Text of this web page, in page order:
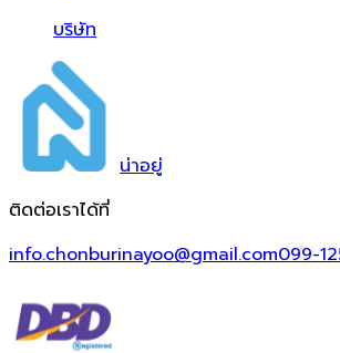
บริษัท
น่าอยู่
ติดต่อเราได้ที่
info.chonburinayoo@gmail.com099-